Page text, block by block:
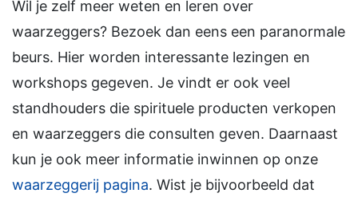
Wil je zelf meer weten en leren over
waarzeggers? Bezoek dan eens een paranormale
beurs. Hier worden interessante lezingen en
workshops gegeven. Je vindt er ook veel
standhouders die spirituele producten verkopen
en waarzeggers die consulten geven. Daarnaast
kun je ook meer informatie inwinnen op onze
waarzeggerij pagina. Wist je bijvoorbeeld dat